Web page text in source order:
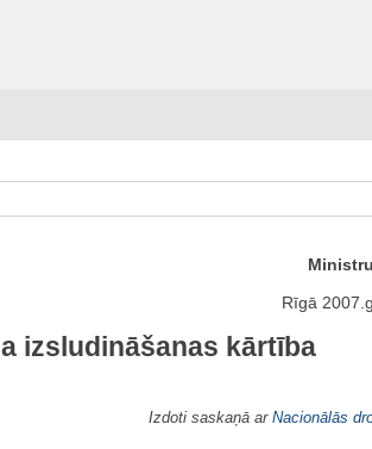
Rīgā
izsludināšanas kārtība
Izdoti saskaņā ar Nacionālās